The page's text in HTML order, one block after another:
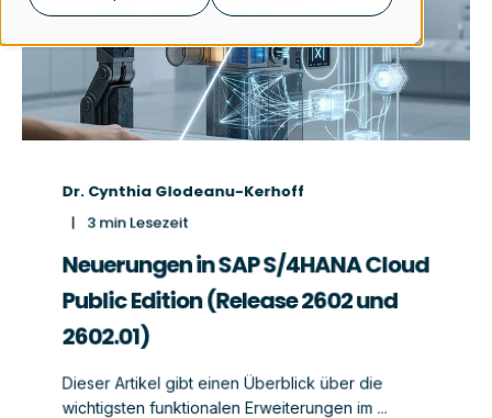
Dr. Cynthia Glodeanu-Kerhoff
3 min Lesezeit
Neuerungen in SAP S/4HANA Cloud
Public Edition (Release 2602 und
2602.01)
Dieser Artikel gibt einen Überblick über die
wichtigsten funktionalen Erweiterungen im ...